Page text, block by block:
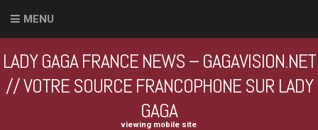
MENU
LADY GAGA FRANCE NEWS – GAGAVISION.NET
// VOTRE SOURCE FRANCOPHONE SUR LADY
GAGA
viewing mobile site